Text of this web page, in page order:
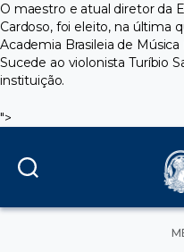
O maestro e atual diretor da
Cardoso, foi eleito, na última
Academia Brasileia de Música
Sucede ao violonista Turíbio
instituição.
">